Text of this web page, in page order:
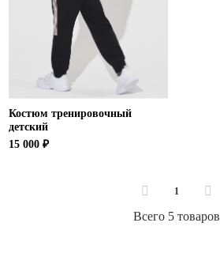
Костюм тренировочный
детский
15 000 ₽
1
Всего 5 товаров